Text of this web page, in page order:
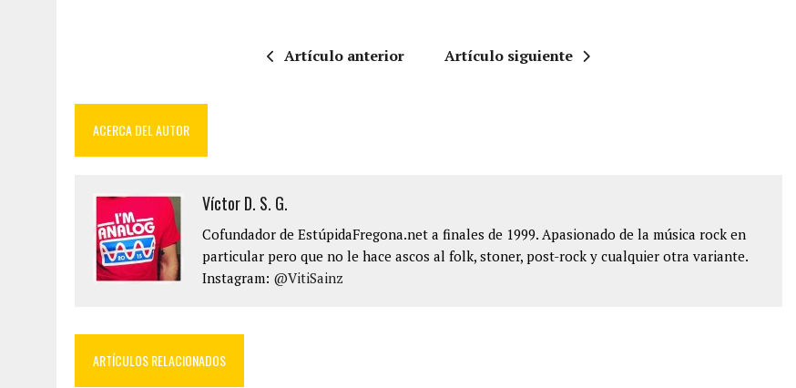
Artículo anterior Artículo siguiente
ACERCA DEL AUTOR
Víctor D. S. G.
Cofundador de EstúpidaFregona.net a finales de 1999. Apasionado de la música rock en
particular pero que no le hace ascos al folk, stoner, post-rock y cualquier otra variante.
Instagram: @VitiSainz
ARTÍCULOS RELACIONADOS